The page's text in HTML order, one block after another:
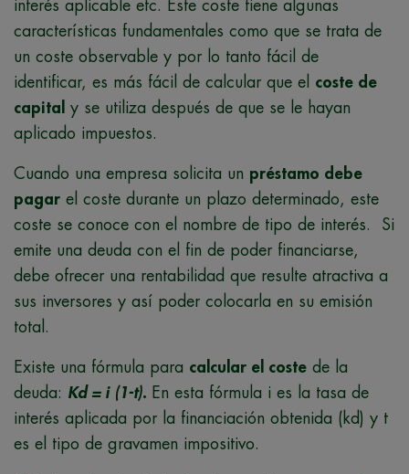
interés aplicable etc. Este coste tiene algunas
características fundamentales como que se trata de
un coste observable y por lo tanto fácil de
identificar, es más fácil de calcular que el coste de
capital
y se utiliza después de que se le hayan
aplicado impuestos.
Cuando una empresa solicita un préstamo debe
pagar el coste durante un plazo determinado, este
coste se conoce con el nombre de tipo de interés. Si
emite una deuda con el fin de poder financiarse,
debe ofrecer una rentabilidad que resulte atractiva a
sus inversores y así poder colocarla en su emisión
total.
Existe una fórmula para calcular el coste de la
deuda: Kd = i (1-t). En esta fórmula i es la tasa de
interés aplicada por la financiación obtenida (kd) y t
es el tipo de gravamen impositivo.